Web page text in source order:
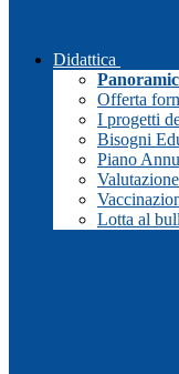
Didattica
Offerta
I progetti
Bisogni
Piano
Valutazione
Lotta al